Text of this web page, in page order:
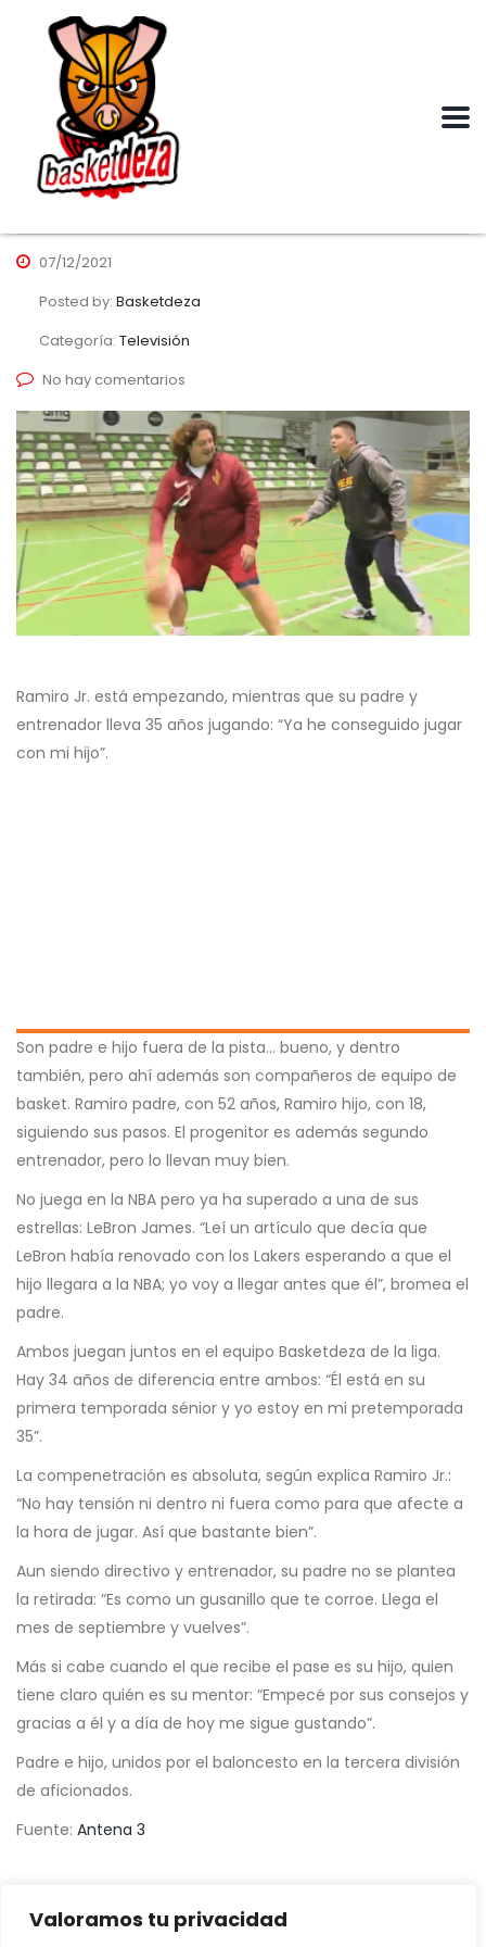
Valoramos tu privacidad
07/12/2021
Posted by: Basketdeza
Categoría: Televisión
No hay comentarios
Ramiro Jr. está empezando, mientras que su padre y
entrenador lleva 35 años jugando: “Ya he conseguido jugar
con mi hijo”.
Son padre e hijo fuera de la pista… bueno, y dentro
también, pero ahí además son compañeros de equipo de
basket. Ramiro padre, con 52 años, Ramiro hijo, con 18,
siguiendo sus pasos. El progenitor es además segundo
entrenador, pero lo llevan muy bien.
No juega en la NBA pero ya ha superado a una de sus
estrellas: LeBron James. “Leí un artículo que decía que
LeBron había renovado con los Lakers esperando a que el
hijo llegara a la NBA; yo voy a llegar antes que él”, bromea el
padre.
Ambos juegan juntos en el equipo Basketdeza de la liga.
Hay 34 años de diferencia entre ambos: “Él está en su
primera temporada sénior y yo estoy en mi pretemporada
35”.
La compenetración es absoluta, según explica Ramiro Jr.:
“No hay tensión ni dentro ni fuera como para que afecte a
la hora de jugar. Así que bastante bien”.
Aun siendo directivo y entrenador, su padre no se plantea
la retirada: “Es como un gusanillo que te corroe. Llega el
mes de septiembre y vuelves”.
Más si cabe cuando el que recibe el pase es su hijo, quien
tiene claro quién es su mentor: “Empecé por sus consejos y
gracias a él y a día de hoy me sigue gustando”.
Padre e hijo, unidos por el baloncesto en la tercera división
de aficionados.
Fuente: Antena 3